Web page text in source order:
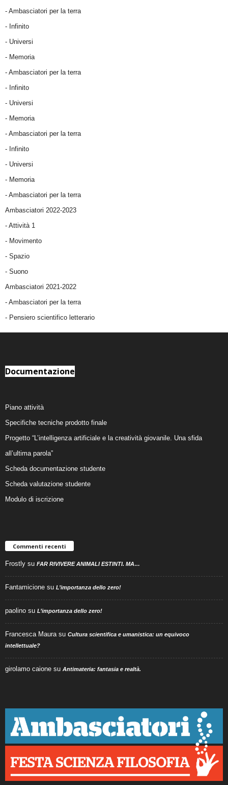
- Ambasciatori per la terra
- Infinito
- Universi
- Memoria
- Ambasciatori per la terra
- Infinito
- Universi
- Memoria
- Ambasciatori per la terra
- Infinito
- Universi
- Memoria
- Ambasciatori per la terra
Ambasciatori 2022-2023
- Attività 1
- Movimento
- Spazio
- Suono
Ambasciatori 2021-2022
- Ambasciatori per la terra
- Pensiero scientifico letterario
Documentazione
Piano attività
Specifiche tecniche prodotto finale
Progetto “L’intelligenza artificiale e la creatività giovanile. Una sfida
all’ultima parola”
Scheda documentazione studente
Scheda valutazione studente
Modulo di iscrizione
Commenti recenti
Frostly su FAR RIVIVERE ANIMALI ESTINTI. MA…
Fantamicione su L’importanza dello zero!
paolino su L’importanza dello zero!
Francesca Maura su Cultura scientifica e umanistica: un equivoco
intellettuale?
girolamo caione su Antimateria: fantasia e realtà.